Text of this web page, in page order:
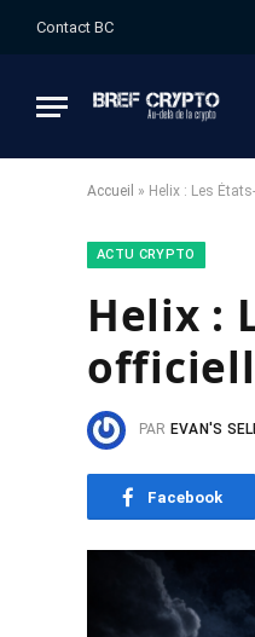
Contact BC
Accueil » Helix : Les
ACTU CRYPTO
Helix :
PAR EVAN'S
Facebook